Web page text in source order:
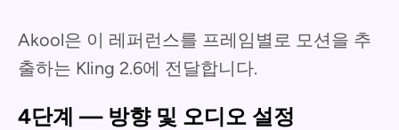
Akool은 이 레퍼런스를 프레임별로 모션을 추
출하는 Kling 2.6에 전달합니다.
4단계 — 방향 및 오디오 설정